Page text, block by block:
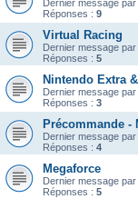
Dernier message par
Réponses : 9
Virtual Racing
Dernier message par
Réponses : 5
Nintendo Extra
Dernier message par
Réponses : 3
Précommande -
Dernier message par
Réponses : 4
Megaforce
Dernier message par
Réponses : 5